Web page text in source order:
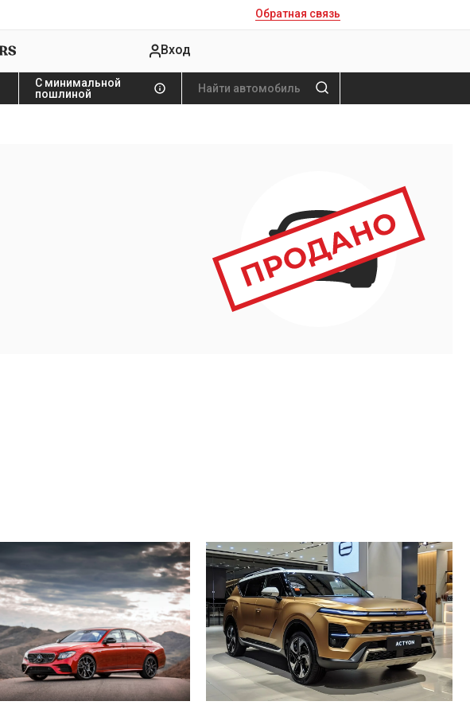
Обратная связь
Вход
С минимальной
пошлиной